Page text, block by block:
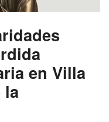
en Villa
la